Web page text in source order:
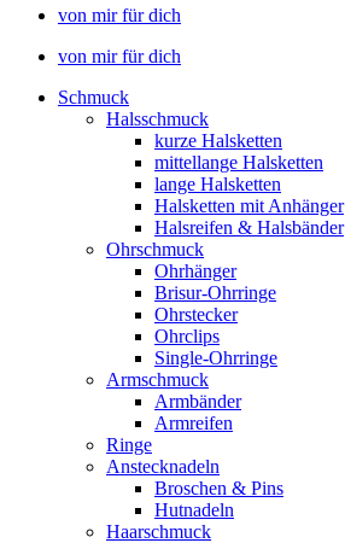
von mir für dich
von mir für dich
Schmuck
Halsschmuck
kurze Halsketten
mittellange Halsketten
lange Halsketten
Halsketten mit Anhänger
Halsreifen & Halsbänder
Ohrschmuck
Ohrhänger
Brisur-Ohrringe
Ohrstecker
Ohrclips
Single-Ohrringe
Armschmuck
Armbänder
Armreifen
Ringe
Anstecknadeln
Broschen & Pins
Hutnadeln
Haarschmuck